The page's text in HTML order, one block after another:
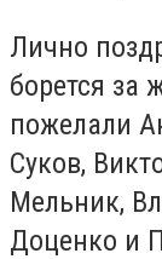
Лично
борется за
пожелали
Суков,
Мельник,
Доценко и